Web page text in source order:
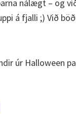
nálægt – og
á fjalli ;) Við
úr Halloween